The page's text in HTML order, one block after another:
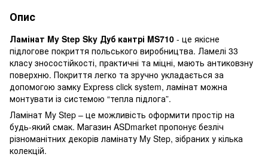
Опис
Ламінат My Step Sky Дуб кантрі MS710 - це якісне
підлогове покриття польського виробництва. Ламелі 33
класу зносостійкості, практичні та міцні, мають антиковзну
поверхню. Покриття легко та зручно укладається за
допомогою замку Express click system, ламінат можна
монтувати із системою “тепла підлога”.
Ламінат My Step – це можливість оформити простір на
будь-який смак. Магазин ASDmarket пропонує безліч
різноманітних декорів ламінату My Step, зібраних у кілька
колекцій.